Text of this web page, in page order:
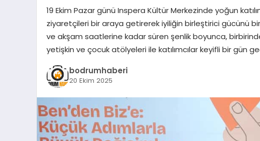
19 Ekim Pazar günü Inspera Kültür Merkezinde yoğun
ziyaretçileri bir araya getirerek iyiliğin birleştirici gücünü
ve akşam saatlerine kadar süren şenlik boyunca,
yetişkin ve çocuk atölyeleri ile katılımcılar keyifli bir gün
bodrumhaberi
20 Ekim 2025